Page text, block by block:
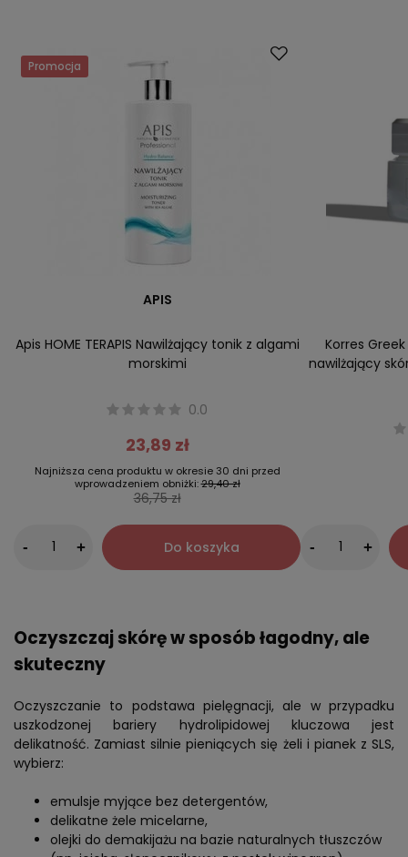
Promocja
APIS
Apis HOME TERAPIS Nawilżający tonik z algami
morskimi
0.0
23,89 zł
Najniższa cena produktu w okresie 30 dni przed
wprowadzeniem obniżki:29,40 zł
36,75 zł
- + Do koszyka
Korres
nawilżający
- +
Oczyszczaj skórę w sposób łagodny, ale
skuteczny
Oczyszczanie to podstawa pielęgnacji, ale w przypadku
uszkodzonej bariery hydrolipidowej kluczowa jest
delikatność. Zamiast silnie pieniących się żeli i pianek z SLS,
wybierz:
emulsje myjące bez detergentów,
delikatne żele micelarne,
olejki do demakijażu na bazie naturalnych tłuszczów